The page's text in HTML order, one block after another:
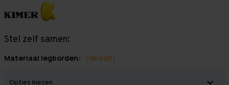
Stel zelf samen:
Materiaal legborden: (Vereist)